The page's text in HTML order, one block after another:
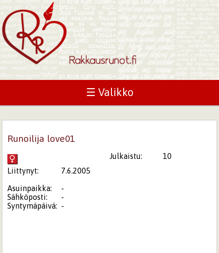
☰ Valikko
Runoilija love01
Julkaistu:
10
Liittynyt:
7.6.2005
Asuinpaikka:
-
Sähköposti:
-
Syntymäpäivä: -